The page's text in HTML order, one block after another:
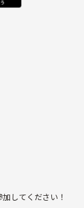
ると思いますが
してください！